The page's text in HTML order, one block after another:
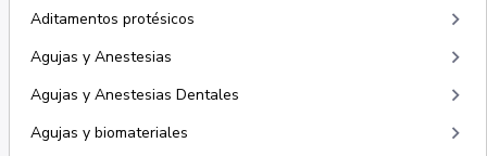
Aditamentos protésicos
keyboard_arrow_right
Agujas y Anestesias keyboard_arrow_right
Agujas y Anestesias Dentales keyboard_arrow_right
Agujas y biomateriales keyboard_arrow_right